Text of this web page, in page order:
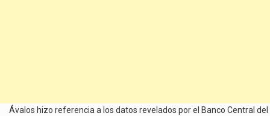
Ávalos hizo referencia a los datos revelados por el Banco Central del